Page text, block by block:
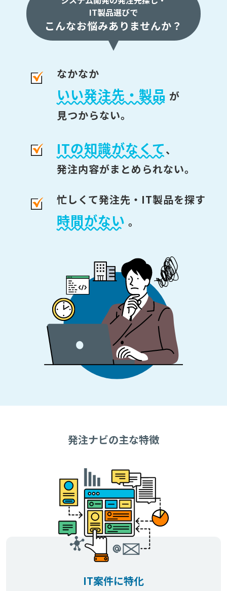
IT製品選びで
こんなお悩みありませんか？
なかなか
いい発注先・製品 が
見つからない。
ITの知識がなくて、
発注内容がまとめられない。
忙しくて発注先・IT製品を探す
時間がない 。
発注ナビの主な特徴
IT案件に特化